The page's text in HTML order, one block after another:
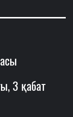
3 қабат